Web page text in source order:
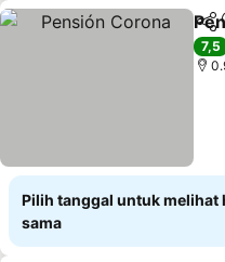
7,5
Pilih tanggal untuk melihat
sama